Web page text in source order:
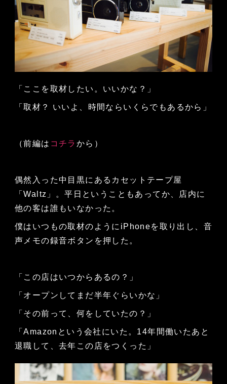
「ここを取材したい。いいかな？」
「取材？ いいよ、時間ならいくらでもあるから」
（前編は コチラ から）
偶然入った中目黒にあるカセットテープ屋
「Waltz」。平日ということもあってか、店内に
他の客は誰もいなかった。
僕はいつもの取材のようにiPhoneを取り出し、音
声メモの録音ボタンを押した。
「この店はいつからあるの？」
「オープンしてまだ半年ぐらいかな」
「その前って、何をしていたの？」
「Amazonという会社にいた。14年間働いたあと
退職して、去年この店をつくった」